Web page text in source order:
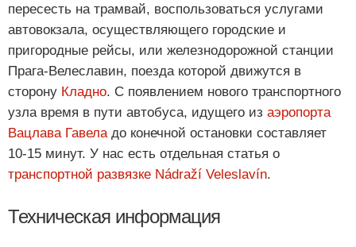
пересесть на трамвай, воспользоваться услугами
автовокзала, осуществляющего городские и
пригородные рейсы, или железнодорожной станции
Прага-Велеславин, поезда которой движутся в
сторону Кладно. С появлением нового транспортного
узла время в пути автобуса, идущего из аэропорта
Вацлава Гавела до конечной остановки составляет
10-15 минут. У нас есть отдельная статья о
транспортной развязке Nádraží Veleslavín.
Техническая информация